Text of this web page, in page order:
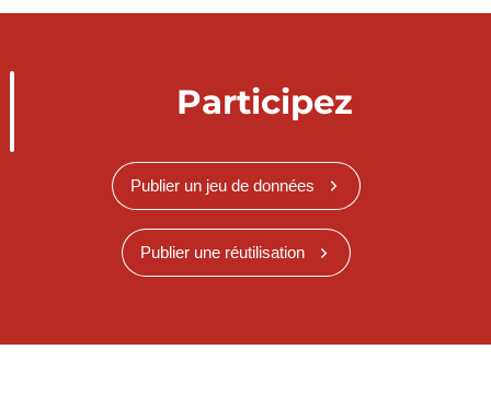
Participez
Publier un jeu de données
Publier une réutilisation